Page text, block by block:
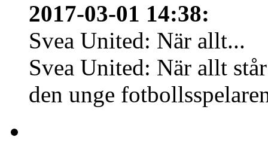
2017-03-01 14:38:
Svea United: När allt...
Svea United: När allt
den unge